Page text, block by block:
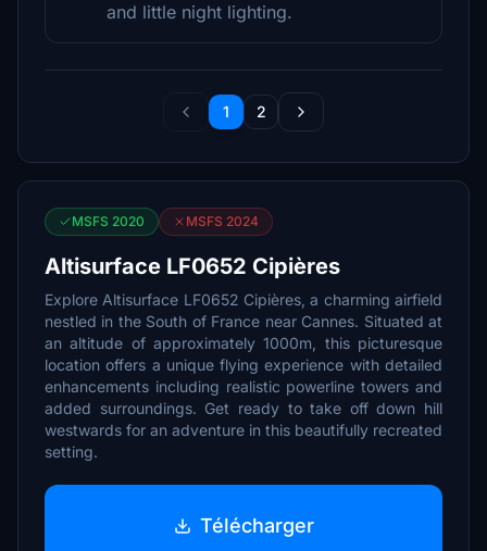
and little night lighting.
1 2
MSFS 2020 MSFS 2024
Altisurface LF0652 Cipières
Explore Altisurface LF0652 Cipières, a charming airfield
nestled in the South of France near Cannes. Situated at
an altitude of approximately 1000m, this picturesque
location offers a unique flying experience with detailed
enhancements including realistic powerline towers and
added surroundings. Get ready to take off down hill
westwards for an adventure in this beautifully recreated
setting.
Télécharger